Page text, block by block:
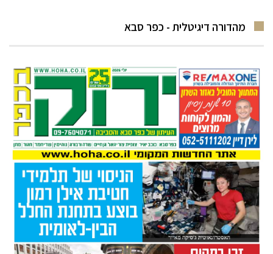
מהדורה דיגיטלית - כפר סבא